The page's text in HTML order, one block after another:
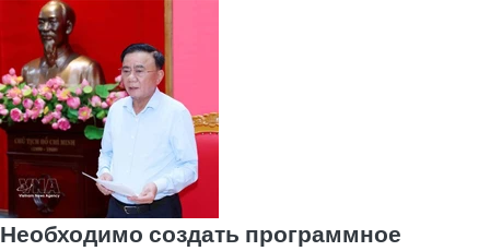
Необходимо создать программное